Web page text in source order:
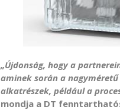
„Újdonság, hogy a
aminek során a
alkatrészek, például a
mondja a DT